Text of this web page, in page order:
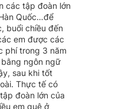
các tập đoàn lớn
Quốc…để
buổi chiều đến
em được các
phí trong 3 năm
ngôn ngữ
sau khi tốt
Thực tế có
đoàn lớn của
em quê ở